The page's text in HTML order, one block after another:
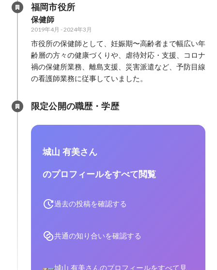
福岡市役所
保健師
2019年4月 - 2024年3月
市役所の保健師として、妊娠期〜高齢者まで幅広い年
齢層の方々の健康づくりや、虐待対応・支援、コロナ
禍の保健所業務、離島支援、災害派遣など、予防目線
の看護師業務に従事していました。
限定公開の職歴・学歴
城山 有美さん
のプロフィールをすべて閲覧
過去の投稿を確認する
共通の知り合いを確認する
城山 有美さんのプロフィールをすべて見